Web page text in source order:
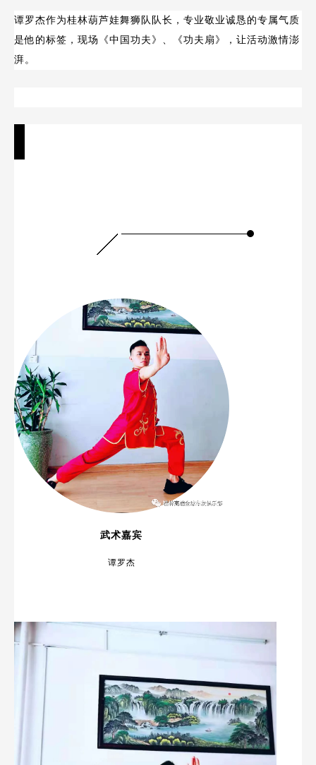
谭罗杰作为桂林葫芦娃舞狮队队长，专业敬业诚恳的专属气质
是他的标签，现场《中国功夫》、《功夫扇》，让活动激情澎
湃。
武术嘉宾
谭罗杰